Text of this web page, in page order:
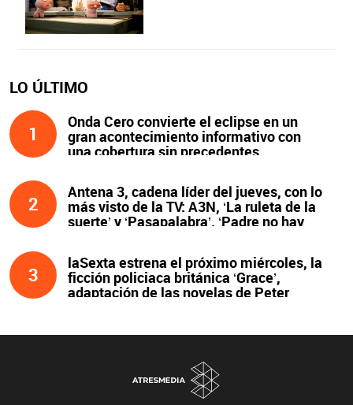
LO ÚLTIMO
1
Onda Cero convierte el eclipse en un
gran acontecimiento informativo con
una cobertura sin precedentes
2
Antena 3, cadena líder del jueves, con lo
más visto de la TV: A3N, ‘La ruleta de la
suerte’ y ‘Pasapalabra’. ‘Padre no hay
3
laSexta estrena el próximo miércoles, la
ficción policiaca británica ‘Grace’,
adaptación de las novelas de Peter